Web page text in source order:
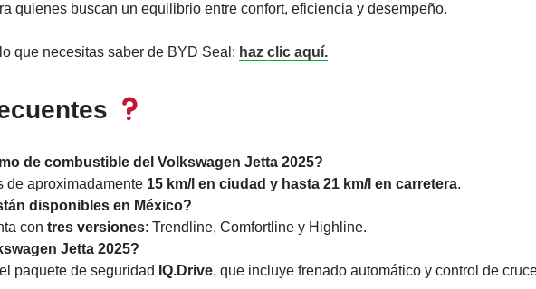
quienes buscan un equilibrio entre confort, eficiencia y desempeño.
que necesitas saber de BYD Seal: haz clic aquí.
de combustible del Volkswagen Jetta 2025?
de aproximadamente 15 km/l en ciudad y hasta 21 km/l en carretera.
disponibles en México?
con tres versiones: Trendline, Comfortline y Highline.
Jetta 2025?
paquete de seguridad IQ.Drive, que incluye frenado automático y control de